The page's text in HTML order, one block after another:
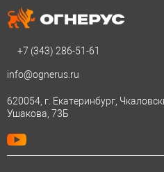
+7 (343) 286-51-61
info@ognerus.ru
620054, г. Екатеринбург,
Ушакова, 73Б